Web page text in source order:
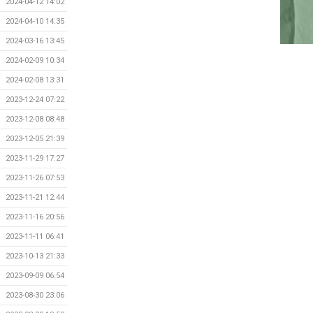
2024-04-10 14:35
2024-03-16 13:45
2024-02-09 10:34
2024-02-08 13:31
2023-12-24 07:22
2023-12-08 08:48
2023-12-05 21:39
2023-11-29 17:27
2023-11-26 07:53
2023-11-21 12:44
2023-11-16 20:56
2023-11-11 06:41
2023-10-13 21:33
2023-09-09 06:54
2023-08-30 23:06